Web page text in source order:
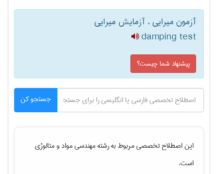
آزمون میرایی ، آزمایش میرایی
damping test
پیشنهاد شما چیست؟
جستجو کن
این اصطلاح تخصصی مربوط به رشتهمهندسی مواد و متالوژی
است.